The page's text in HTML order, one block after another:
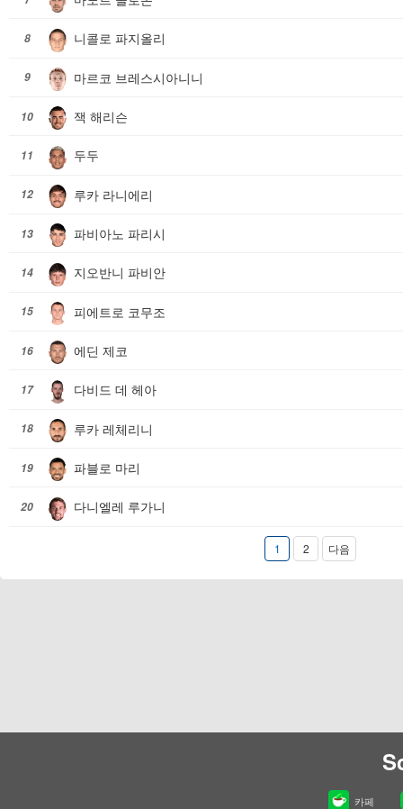
8 니콜로 파지올리
9 마르코 브레스시아니니
10 잭 해리슨
11 두두
12 루카 라니에리
13 파비아노 파리시
14 지오반니 파비안
15 피에트로 코무조
16 에딘 제코
17 다비드 데 헤아
18 루카 레체리니
19 파블로 마리
20 다니엘레 루가니
1 2 다음
카페